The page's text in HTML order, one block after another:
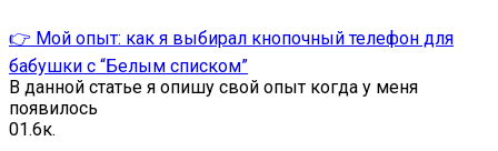
👉 Мой опыт: как я выбирал кнопочный телефон для
бабушки с “Белым списком”
В данной статье я опишу свой опыт когда у меня
появилось
01.6к.